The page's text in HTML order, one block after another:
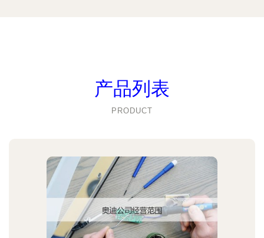
产品列表
PRODUCT